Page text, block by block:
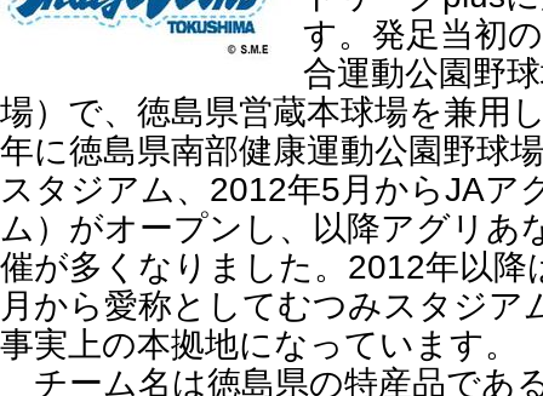
す。発足当初
合運動公園野
場）で、徳島県営蔵本球場を兼用
年に徳島県南部健康運動公園野球
スタジアム、2012年5月からJAア
ム）がオープンし、以降アグリあ
催が多くなりました。2012年以降
月から愛称としてむつみスタジア
事実上の本拠地になっています。
チーム名は徳島県の特産品であ